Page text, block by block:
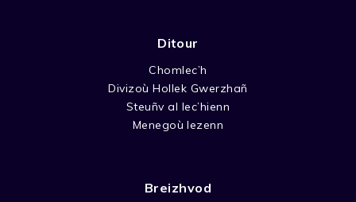
Ditour
Chomlec’h
Divizoù Hollek Gwerzhañ
Steuñv al lec’hienn
Menegoù lezenn
Breizhvod